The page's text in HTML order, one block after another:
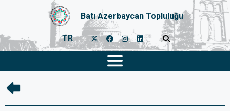
Batı Azerbaycan Topluluğu
TR